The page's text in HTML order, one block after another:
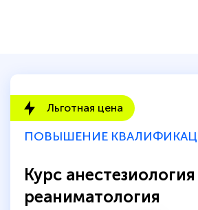
Льготная цена
ПОВЫШЕНИЕ
Курс
реаниматология